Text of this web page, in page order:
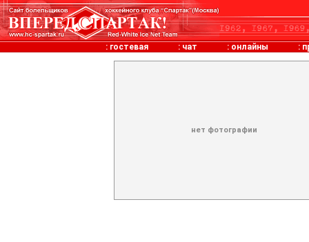
: гостевая : чат : онлайны :
нет фотографии